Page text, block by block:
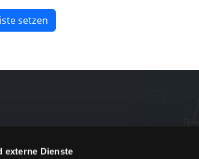
externe Dienste
setzen